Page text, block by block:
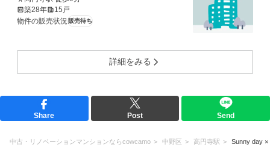
築28年
15戸
物件の販売状況 販売待ち
詳細をみる
Share Post Send
中古・リノベーションマンションならcowcamo 中野区 高円寺駅 Sunny day ×